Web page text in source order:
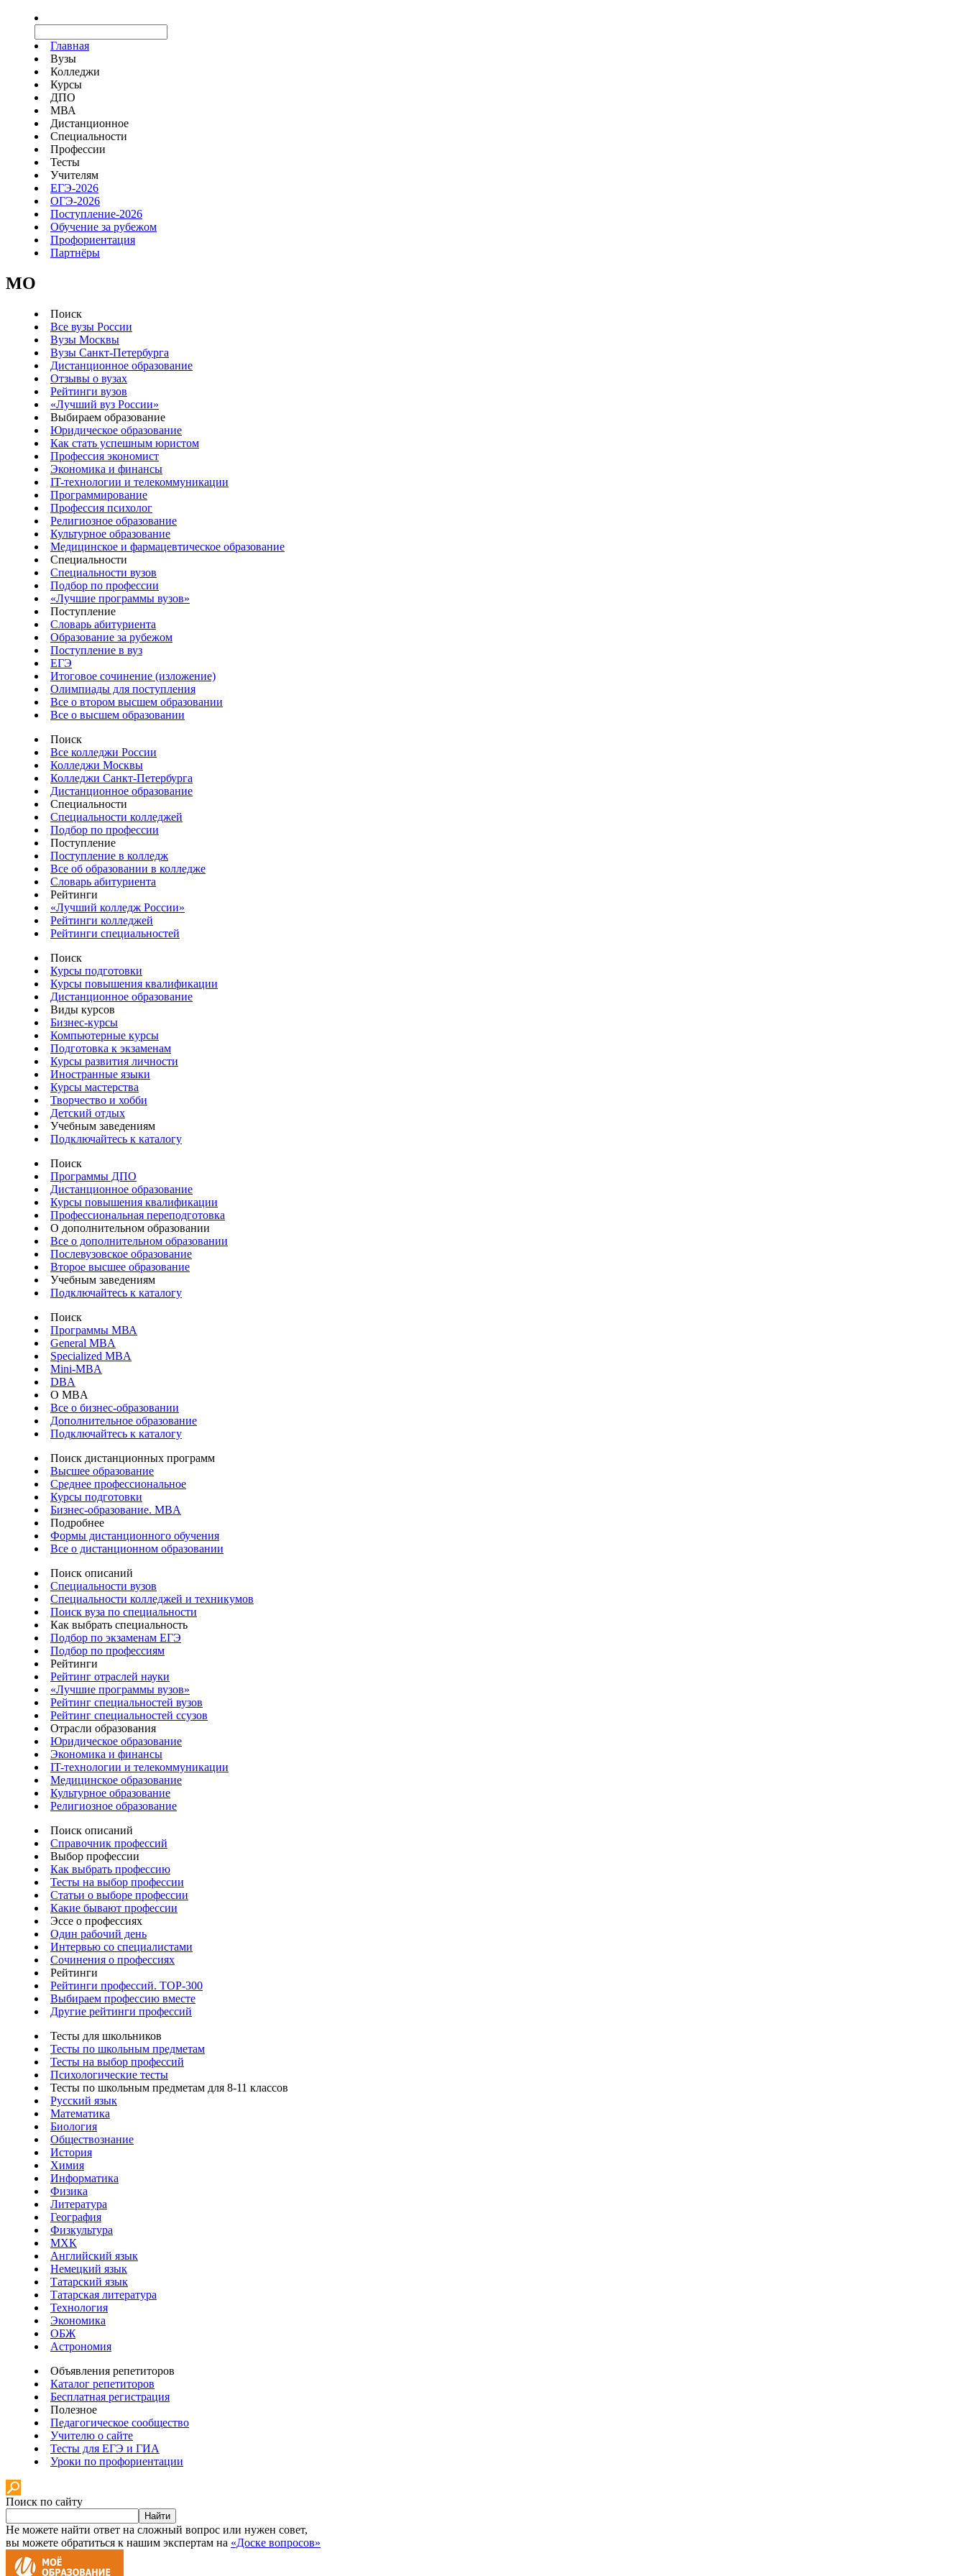
Главная
Вузы
Колледжи
Курсы
ДПО
МВА
Дистанционное
Специальности
Профессии
Тесты
Учителям
ЕГЭ-2026
ОГЭ-2026
Поступление-2026
Обучение за рубежом
Профориентация
Партнёры
MO
Поиск
Все вузы России
Вузы Москвы
Вузы Санкт-Петербурга
Дистанционное образование
Отзывы о вузах
Рейтинги вузов
«Лучший вуз России»
Выбираем образование
Юридическое образование
Как стать успешным юристом
Профессия экономист
Экономика и финансы
IT-технологии и телекоммуникации
Программирование
Профессия психолог
Религиозное образование
Культурное образование
Медицинское и фармацевтическое образование
Специальности
Специальности вузов
Подбор по профессии
«Лучшие программы вузов»
Поступление
Словарь абитуриента
Образование за рубежом
Поступление в вуз
ЕГЭ
Итоговое сочинение (изложение)
Олимпиады для поступления
Все о втором высшем образовании
Все о высшем образовании
Поиск
Все колледжи России
Колледжи Москвы
Колледжи Санкт-Петербурга
Дистанционное образование
Специальности
Специальности колледжей
Подбор по профессии
Поступление
Поступление в колледж
Все об образовании в колледже
Словарь абитуриента
Рейтинги
«Лучший колледж России»
Рейтинги колледжей
Рейтинги специальностей
Поиск
Курсы подготовки
Курсы повышения квалификации
Дистанционное образование
Виды курсов
Бизнес-курсы
Компьютерные курсы
Подготовка к экзаменам
Курсы развития личности
Иностранные языки
Курсы мастерства
Творчество и хобби
Детский отдых
Учебным заведениям
Подключайтесь к каталогу
Поиск
Программы ДПО
Дистанционное образование
Курсы повышения квалификации
Профессиональная переподготовка
О дополнительном образовании
Все о дополнительном образовании
Послевузовское образование
Второе высшее образование
Учебным заведениям
Подключайтесь к каталогу
Поиск
Программы МВА
General MBA
Specialized MBA
Mini-MBA
DBA
О MBA
Все о бизнес-образовании
Дополнительное образование
Подключайтесь к каталогу
Поиск дистанционных программ
Высшее образование
Среднее профессиональное
Курсы подготовки
Бизнес-образование. MBA
Подробнее
Формы дистанционного обучения
Все о дистанционном образовании
Поиск описаний
Специальности вузов
Специальности колледжей и техникумов
Поиск вуза по специальности
Как выбрать специальность
Подбор по экзаменам ЕГЭ
Подбор по профессиям
Рейтинги
Рейтинг отраслей науки
«Лучшие программы вузов»
Рейтинг специальностей вузов
Рейтинг специальностей ссузов
Отрасли образования
Юридическое образование
Экономика и финансы
IT-технологии и телекоммуникации
Медицинское образование
Культурное образование
Религиозное образование
Поиск описаний
Справочник профессий
Выбор профессии
Как выбрать профессию
Тесты на выбор профессии
Статьи о выборе профессии
Какие бывают профессии
Эссе о профессиях
Один рабочий день
Интервью со специалистами
Сочинения о профессиях
Рейтинги
Рейтинги профессий. TOP-300
Выбираем профессию вместе
Другие рейтинги профессий
Тесты для школьников
Тесты по школьным предметам
Тесты на выбор профессий
Психологические тесты
Тесты по школьным предметам для 8-11 классов
Русский язык
Математика
Биология
Обществознание
История
Химия
Информатика
Физика
Литература
География
Физкультура
МХК
Английский язык
Немецкий язык
Татарский язык
Татарская литература
Технология
Экономика
ОБЖ
Астрономия
Объявления репетиторов
Каталог репетиторов
Бесплатная регистрация
Полезное
Педагогическое сообщество
Учителю о сайте
Тесты для ЕГЭ и ГИА
Уроки по профориентации
Поиск по сайту
Найти
Не можете найти ответ на сложный вопрос или нужен совет,
вы можете обратиться к нашим экспертам на «Доске вопросов»